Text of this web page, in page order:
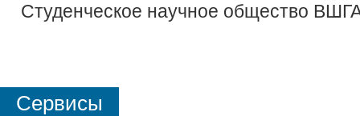
Студенческое научное общество
Сервисы